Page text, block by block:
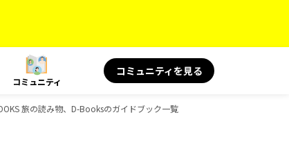
コミュニティ
コミュニティを見る
旅の読み物、D-Booksのガイドブック一覧